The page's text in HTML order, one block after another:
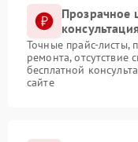
Прозрачное
Точные прайс-листы,
ремонта, отсутствие
бесплатной
сайте